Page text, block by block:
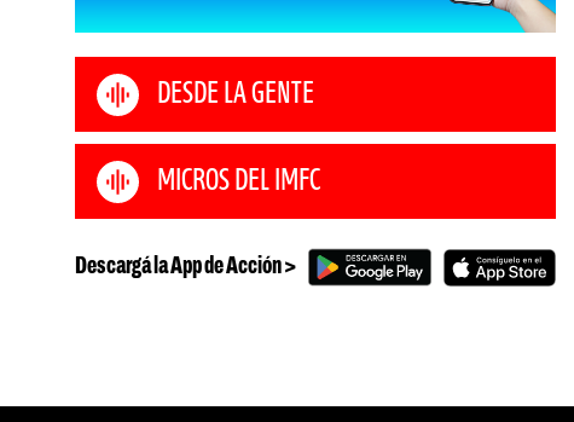
DESDE LA GENTE
MICROS DEL IMFC
Descargá la App de Acción >